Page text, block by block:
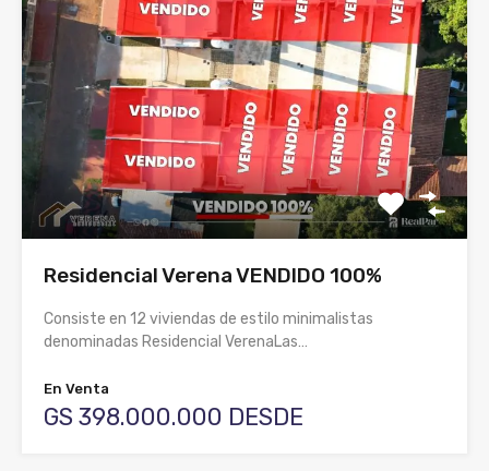
Residencial Verena VENDIDO 100%
Consiste en 12 viviendas de estilo minimalistas
denominadas Residencial VerenaLas…
En Venta
GS 398.000.000 DESDE